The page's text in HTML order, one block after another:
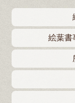
絵葉書